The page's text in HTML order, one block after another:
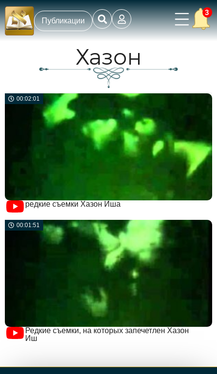
Публикации
3
Хазон
00:02:01
редкие съемки Хазон Иша
00:01:51
Редкие съемки, на которых запечетлен Хазон
Иш